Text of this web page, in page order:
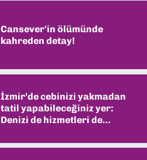
Cansever'in ölümünde
kahreden detay!
İzmir’de cebinizi yakmadan
tatil yapabileceğiniz yer:
Denizi de hizmetleri de